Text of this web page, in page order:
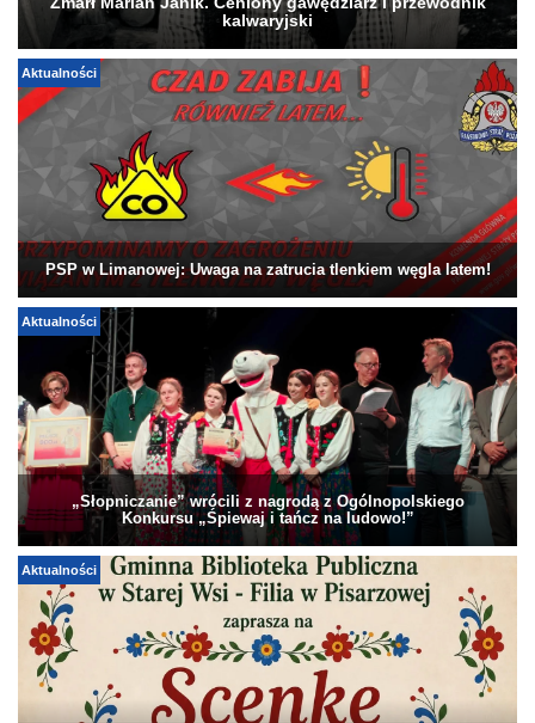
Zmarł Marian Janik. Ceniony gawędziarz i przewodnik
kalwaryjski
Aktualności
PSP w Limanowej: Uwaga na zatrucia tlenkiem węgla latem!
Aktualności
„Słopniczanie” wrócili z nagrodą z Ogólnopolskiego
Konkursu „Śpiewaj i tańcz na ludowo!”
Aktualności